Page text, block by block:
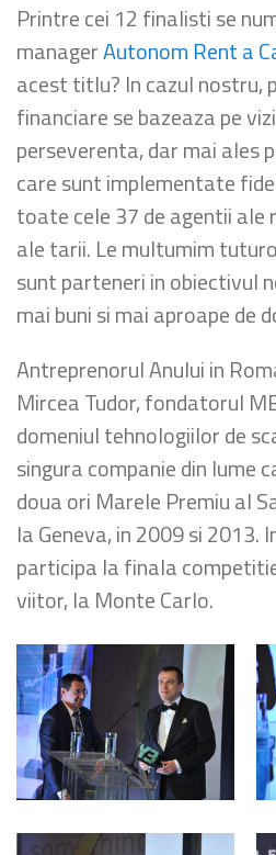
Printre cei 12 finalisti se
managerAutonom Rent a
acest titlu? In cazul nostru,
financiare se bazeaza pe
perseverenta, dar mai ales
care sunt implementate
toate cele 37 de agentii ale
ale tarii. Le multumim
sunt parteneri in obiectivul
mai buni si mai aproape de
Antreprenorul Anului in
Mircea Tudor, fondatorul
domeniul tehnologiilor de
singura companie din lume
doua ori Marele Premiu al
la Geneva, in 2009 si 2013.
participa la finala
viitor, la Monte Carlo.